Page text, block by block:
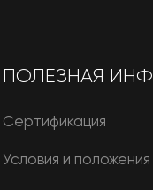
ПОЛЕЗНАЯ
Сертификация
Условия и положения